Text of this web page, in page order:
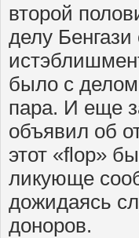
второй
делу
было с
пара. И еще
объявил об
этот «flop»
ликующе
дожидаясь
доноров.